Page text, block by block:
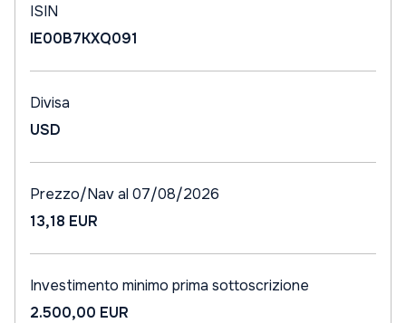
ISIN
IE00B7KXQ091
Divisa
USD
Prezzo/Nav al 07/08/2026
13,18 EUR
Investimento minimo prima sottoscrizione
2.500,00 EUR